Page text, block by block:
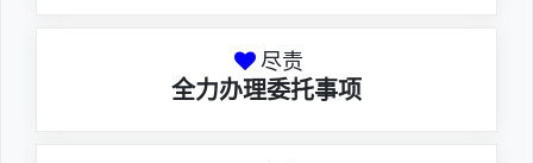
尽责
全力办理委托事项